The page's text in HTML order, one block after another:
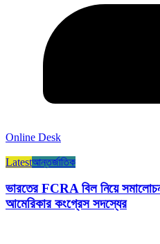
Online Desk
Latestআন্তর্জাতিক
ভারতের FCRA বিল নিয়ে
আমেরিকার কংগ্রেস সদস্যের